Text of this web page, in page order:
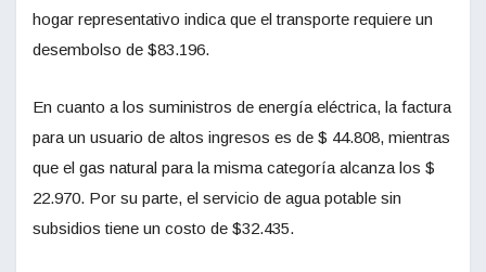
hogar representativo indica que el transporte requiere un
desembolso de $83.196.
En cuanto a los suministros de energía eléctrica, la factura
para un usuario de altos ingresos es de $ 44.808, mientras
que el gas natural para la misma categoría alcanza los $
22.970. Por su parte, el servicio de agua potable sin
subsidios tiene un costo de $32.435.